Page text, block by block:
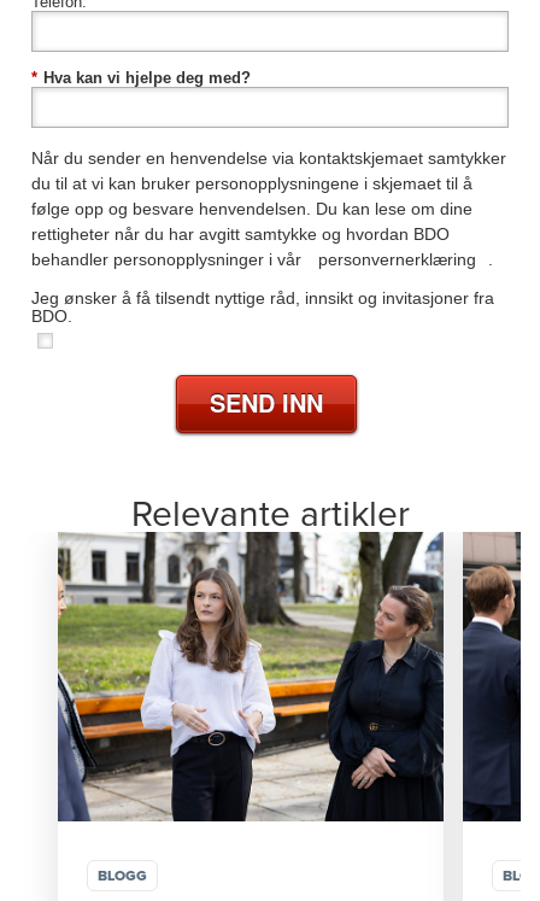
* Hva kan vi hjelpe deg med?
Når du sender en henvendelse via kontaktskjemaet samtykker
du til at vi kan bruker personopplysningene i skjemaet til å
følge opp og besvare henvendelsen. Du kan lese om dine
rettigheter når du har avgitt samtykke og hvordan BDO
behandler personopplysninger i vår
personvernerklæring
Jeg ønsker å få tilsendt nyttige råd, innsikt og invitasjoner fra
BDO.
SEND INN
Relevante artikler
BLOGG